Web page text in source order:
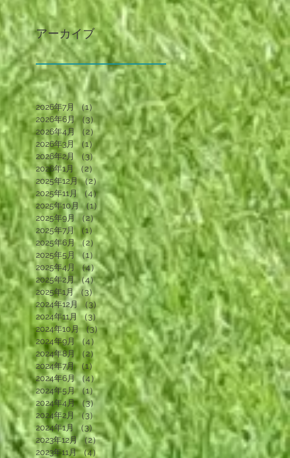
アーカイブ
2026年7月 （1）
1件の記事
2026年6月
（3）
3件の記事
2026年4月 （2）2件の記事
2026年3月 （1）1件の記事
2026年2月 （3）3件の記事
2026年1月 （2）2件の記事
2025年12月 （2） 2件の記事
2025年11月 （4） 4件の記事
2025年10月 （1）
1件の記事
2025年9月 （2）
2件の記事
2025年7月 （1）
1件の記事
2025年6月 （2）2件の記事
2025年5月 （1）
1件の記事
2025年4月 （4）4件の記事
2025年2月 （4）4件の記事
2025年1月 （3）
3件の記事
2024年12月
（3）3件の記事
2024年11月 （3）3件の記事
2024年10月 （3）3件の記事
2024年9月 （4）
4件の記事
2024年8月
（2）2件の記事
2024年7月 （1）
1件の記事
2024年6月 （4）4件の記事
2024年5月 （1）1件の記事
2024年4月 （3） 3件の記事
2024年2月 （3） 3件の記事
2024年1月 （3）3件の記事
2023年12月 （2）2件の記事
2023年11月 （4）
4件の記事